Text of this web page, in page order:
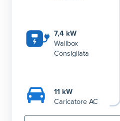
7,4 kW
Wallbox
Consigliata
11 kW
Caricatore AC